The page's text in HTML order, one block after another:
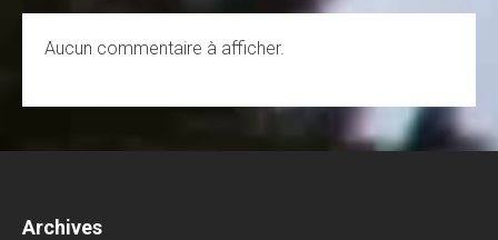
Aucun commentaire à afficher.
Archives